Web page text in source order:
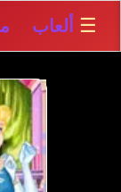
☰ ألعاب